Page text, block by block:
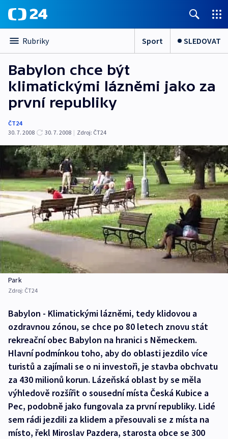
Rubriky Sport SLEDOVAT
Babylon chce být
klimatickými lázněmi jako za
první republiky
ČT24
30. 7. 2008
30. 7. 2008 | Zdroj: ČT24
Park
Zdroj: ČT24
Babylon - Klimatickými lázněmi, tedy klidovou a
ozdravnou zónou, se chce po 80 letech znovu stát
rekreační obec Babylon na hranici s Německem.
Hlavní podmínkou toho, aby do oblasti jezdilo více
turistů a zajímali se o ni investoři, je stavba obchvatu
za 430 milionů korun. Lázeňská oblast by se měla
výhledově rozšířit o sousední místa Česká Kubice a
Pec, podobně jako fungovala za první republiky. Lidé
sem rádi jezdili za klidem a přesouvali se z místa na
místo, řekl Miroslav Pazdera, starosta obce se 300